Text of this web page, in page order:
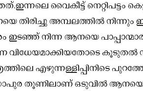
വൈകീട്ട് നെറ്റിപട്ടം
തിരിച്ചു അമ്പലത്തിൽ നിന്നും
ഇടഞ്ഞ് നിന്ന ആനയെ
കൂടുതൽ
എഴുന്നള്ളിപ്പിനിടെ
തൂണിലാണ് ഒടുവിൽ